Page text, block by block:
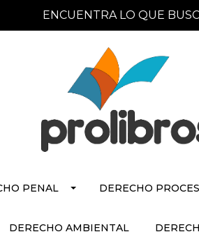
ENCUENTRA LO QUE
PENAL DERECHO
DERECHO AMBIENTAL